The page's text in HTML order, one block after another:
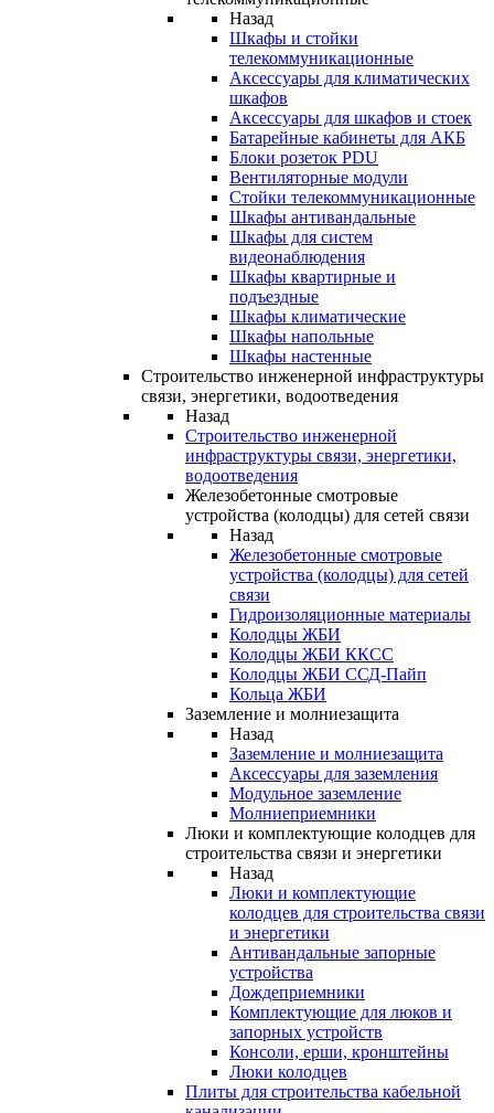
Назад
Шкафы и стойки
телекоммуникационные
Аксессуары для климатических
шкафов
Аксессуары для шкафов и стоек
Батарейные кабинеты для АКБ
Блоки розеток PDU
Вентиляторные модули
Стойки телекоммуникационные
Шкафы антивандальные
Шкафы для систем
видеонаблюдения
Шкафы квартирные и
подъездные
Шкафы климатические
Шкафы напольные
Шкафы настенные
Строительство инженерной инфраструктуры
связи, энергетики, водоотведения
Назад
Строительство инженерной
инфраструктуры связи, энергетики,
водоотведения
Железобетонные смотровые
устройства (колодцы) для сетей связи
Назад
Железобетонные смотровые
устройства (колодцы) для сетей
связи
Гидроизоляционные материалы
Колодцы ЖБИ
Колодцы ЖБИ ККСС
Колодцы ЖБИ ССД-Пайп
Кольца ЖБИ
Заземление и молниезащита
Назад
Заземление и молниезащита
Аксессуары для заземления
Модульное заземление
Молниеприемники
Люки и комплектующие колодцев для
строительства связи и энергетики
Назад
Люки и комплектующие
колодцев для строительства связи
и энергетики
Антивандальные запорные
устройства
Дождеприемники
Комплектующие для люков и
запорных устройств
Консоли, ерши, кронштейны
Люки колодцев
Плиты для строительства кабельной